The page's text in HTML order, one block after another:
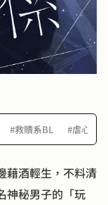
#救贖系BL #虐心完結
藉酒輕生，不料清
神秘男子的「玩